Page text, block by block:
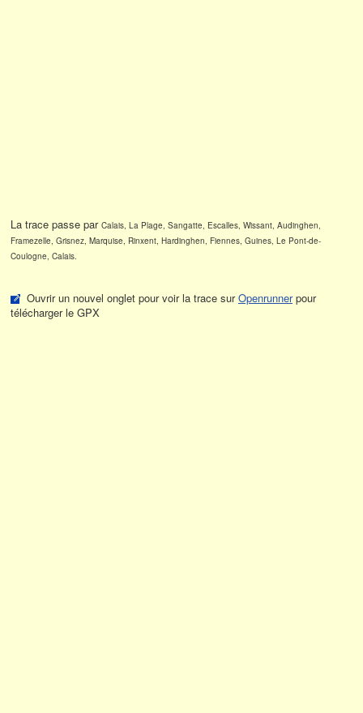
La trace passe par Calais, La Plage, Sangatte, Escalles, Wissant, Audinghen,
Framezelle, Grisnez, Marquise, Rinxent, Hardinghen, Fiennes, Guines, Le Pont-de-
Coulogne, Calais.
Ouvrir un nouvel onglet pour voir la trace surOpenrunnerpour
télécharger le GPX